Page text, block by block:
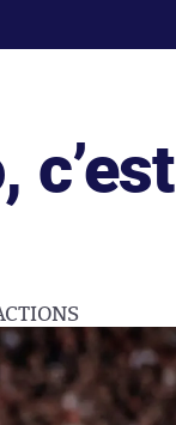
c’est